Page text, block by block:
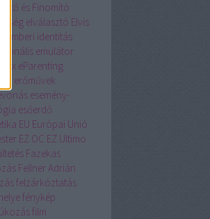
és Finomító
elválasztó Elvis
emberi identitás
emulátor
eParenting
erőművek
esemény-
esőerdő
EU Európai Unió
EZ OC EZ Ultimo
Fazekas
Fellner Adrián
felzárkóztatás
fénykép
film